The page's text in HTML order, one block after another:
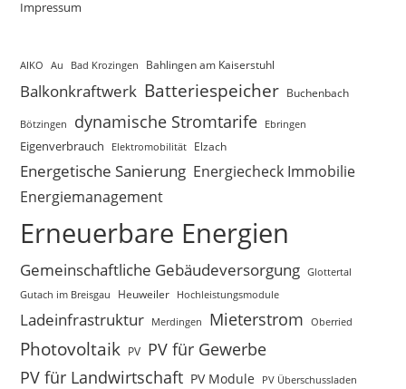
Impressum
AIKO Au Bad Krozingen Bahlingen am Kaiserstuhl
Balkonkraftwerk Batteriespeicher Buchenbach
Bötzingen dynamische Stromtarife Ebringen
Eigenverbrauch Elektromobilität Elzach
Energetische Sanierung Energiecheck Immobilie
Energiemanagement
Erneuerbare Energien
Gemeinschaftliche Gebäudeversorgung Glottertal
Gutach im Breisgau
Heuweiler Hochleistungsmodule
Ladeinfrastruktur Merdingen Mieterstrom Oberried
Photovoltaik PV PV für Gewerbe
PV für Landwirtschaft PV Module
PV Überschussladen